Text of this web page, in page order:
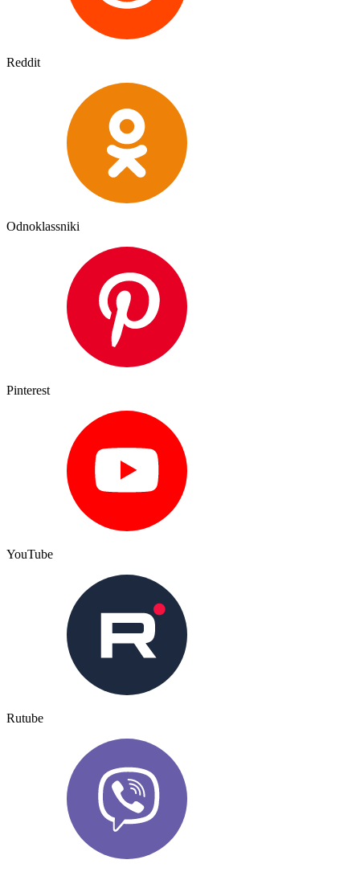
Reddit
Odnoklassniki
Pinterest
YouTube
Rutube